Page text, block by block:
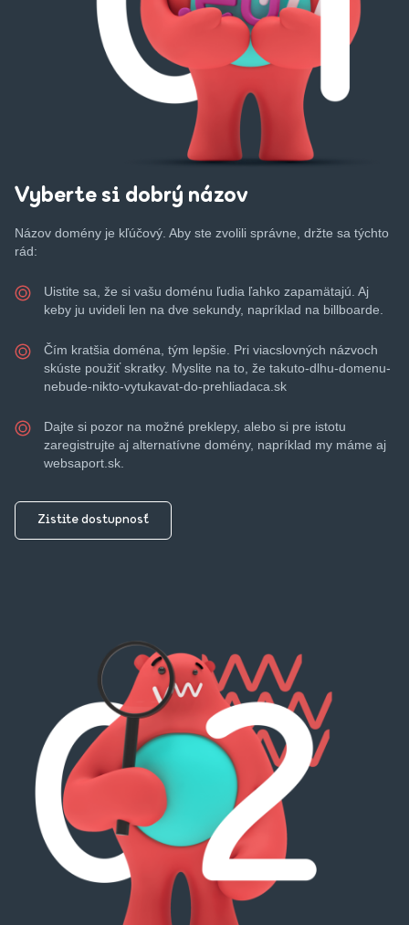
Vyberte si dobrý názov
Názov domény je kľúčový. Aby ste zvolili správne, držte sa týchto
rád:
Uistite sa, že si vašu doménu ľudia ľahko zapamätajú. Aj
keby ju uvideli len na dve sekundy, napríklad na billboarde.
Čím kratšia doména, tým lepšie. Pri viacslovných názvoch
skúste použiť skratky. Myslite na to, že takuto-dlhu-domenu-
nebude-nikto-vytukavat-do-prehliadaca.sk
Dajte si pozor na možné preklepy, alebo si pre istotu
zaregistrujte aj alternatívne domény, napríklad my máme aj
websaport.sk.
Zistite dostupnosť